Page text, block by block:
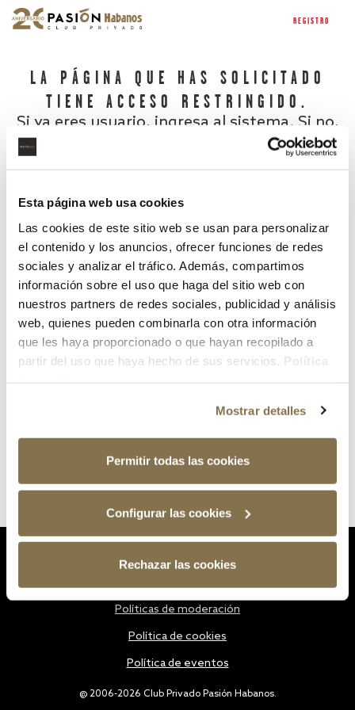
Esta página web usa cookies
Las cookies de este sitio web se usan para personalizar
el contenido y los anuncios, ofrecer funciones de redes
sociales y analizar el tráfico. Además, compartimos
información sobre el uso que haga del sitio web con
nuestros partners de redes sociales, publicidad y análisis
web, quienes pueden combinarla con otra información
que les haya proporcionado o que hayan recopilado a
partir del uso que haya hecho de sus servicios. Política
Mostrar detalles
Permitir todas las cookies
Configurar las cookies
Rechazar las cookies
REGISTRO
LA PÁGINA QUE HAS SOLICITADO
TIENE ACCESO RESTRINGIDO.
Si ya eres usuario, ingresa al sistema. Si no,
¿Has olvidado tu contraseña?
@ 2006-2026 Club Privado Pasión Habanos.
Políticas de moderación
Política de cookies
Política de eventos